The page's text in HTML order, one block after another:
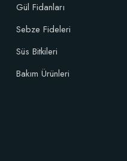
Gül Fidanları
Sebze Fideleri
Süs Bitkileri
Bakım Ürünleri